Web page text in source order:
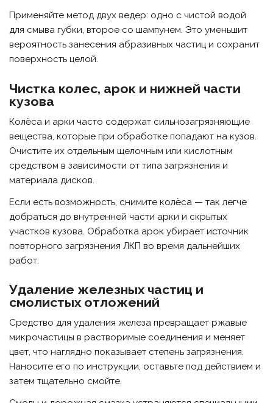
Применяйте метод двух ведер: одно с чистой водой
для смыва губки, второе со шампунем. Это уменьшит
вероятность занесения абразивных частиц и сохранит
поверхность целой.
Чистка колес, арок и нижней части
кузова
Колёса и арки часто содержат сильнозагрязняющие
вещества, которые при обработке попадают на кузов.
Очистите их отдельным щелочным или кислотным
средством в зависимости от типа загрязнения и
материала дисков.
Если есть возможность, снимите колёса — так легче
добраться до внутренней части арки и скрытых
участков кузова. Обработка арок убирает источник
повторного загрязнения ЛКП во время дальнейших
работ.
Удаление железных частиц и
смолистых отложений
Средство для удаления железа превращает ржавые
микрочастицы в растворимые соединения и меняет
цвет, что наглядно показывает степень загрязнения.
Наносите его по инструкции, оставьте под действием и
затем тщательно смойте.